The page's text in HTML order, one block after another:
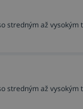
stredným až vysokým
stredným až vysokým